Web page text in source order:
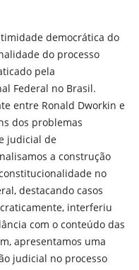
democrática do
do processo
pela
Federal no Brasil.
entre Ronald Dworkin e
dos problemas
judicial de
a construção
no
destacando casos
interferiu
com o conteúdo das
apresentamos uma
judicial no processo